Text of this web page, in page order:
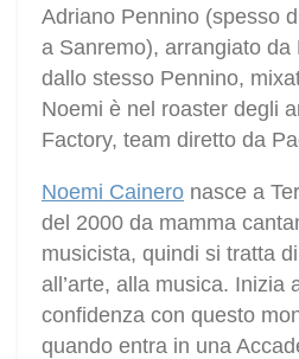
Adriano Pennino (spesso
a Sanremo), arrangiato da
dallo stesso Pennino,
Noemi è nel roaster degli
Factory, team diretto da
Noemi Cainero nasce a
del 2000 da mamma
musicista, quindi si tratta
all’arte, alla musica. Inizia
confidenza con questo
quando entra in una